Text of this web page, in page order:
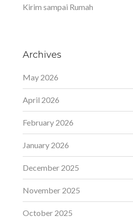
Kirim sampai Rumah
Archives
May 2026
April 2026
February 2026
January 2026
December 2025
November 2025
October 2025